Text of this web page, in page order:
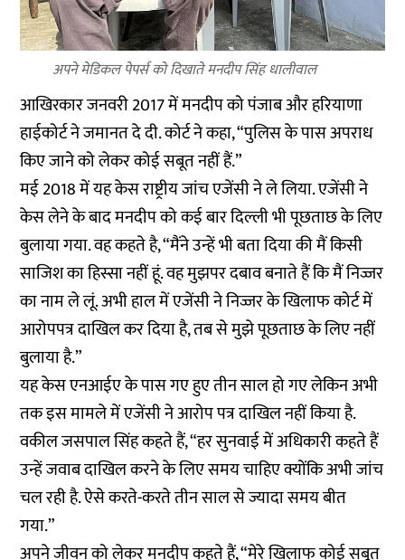
अपने मेडिकल पेपर्स को दिखाते मनदीप सिंह धालीवाल
आखिरकार जनवरी 2017 में मनदीप को पंजाब और हरियाणा
हाईकोर्ट ने जमानत दे दी. कोर्ट ने कहा, “पुलिस के पास अपराध
किए जाने को लेकर कोई सबूत नहीं हैं.”
मई 2018 में यह केस राष्ट्रीय जांच एजेंसी ने ले लिया. एजेंसी ने
केस लेने के बाद मनदीप को कई बार दिल्ली भी पूछताछ के लिए
बुलाया गया. वह कहते है, “मैंने उन्हें भी बता दिया की मैं किसी
साजिश का हिस्सा नहीं हूं. वह मुझपर दबाव बनाते हैं कि मैं निज्जर
का नाम ले लूं. अभी हाल में एजेंसी ने निज्जर के खिलाफ कोर्ट में
आरोपपत्र दाखिल कर दिया है, तब से मुझे पूछताछ के लिए नहीं
बुलाया है.”
यह केस एनआईए के पास गए हुए तीन साल हो गए लेकिन अभी
तक इस मामले में एजेंसी ने आरोप पत्र दाखिल नहीं किया है.
वकील जसपाल सिंह कहते हैं, “हर सुनवाई में अधिकारी कहते हैं
उन्हें जवाब दाखिल करने के लिए समय चाहिए क्योंकि अभी जांच
चल रही है. ऐसे करते-करते तीन साल से ज्यादा समय बीत
गया.”
अपने जीवन को लेकर मनदीप कहते हैं, “मेरे खिलाफ कोई सबूत